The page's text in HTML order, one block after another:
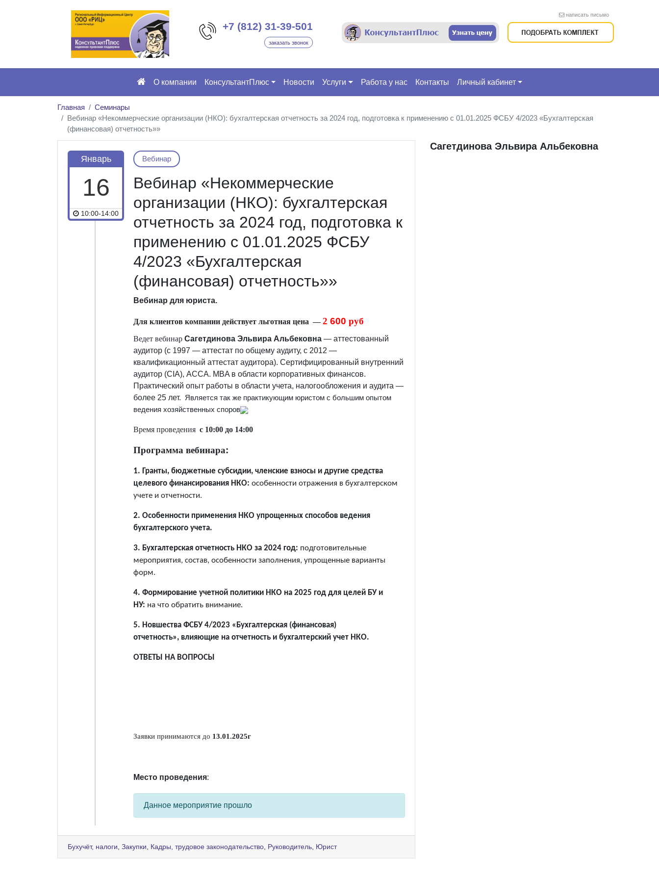
+7 (812) 31-39-501
заказать звонок
написать письмо
О компании КонсультантПлюс Новости Услуги Работа у нас Контакты Личный кабинет
Главная
Семинары
Вебинар «Некоммерческие организации (НКО): бухгалтерская отчетность за 2024 год, подготовка к применению с 01.01.2025 ФСБУ 4/2023 «Бухгалтерская
(финансовая) отчетность»»
Январь
16
10:00-14:00
Вебинар
Вебинар «Некоммерческие
организации (НКО): бухгалтерская
отчетность за 2024 год, подготовка к
применению с 01.01.2025 ФСБУ
4/2023 «Бухгалтерская
(финансовая) отчетность»»
Вебинар для юриста.
Для клиентов компании действует льготная цена —2 600 руб
Ведет вебинар Сагетдинова Эльвира Альбековна — аттестованный
аудитор (c 1997 — аттестат по общему аудиту, c 2012 —
квалификационный аттестат аудитора). Сертифицированный внутренний
аудитор (CIA), АССА. MBA в области корпоративных финансов.
Практический опыт работы в области учета, налогообложения и аудита —
более 25 лет. Является так же практикующим юристом с большим опытом
ведения хозяйственных споров
Время проведения с 10:00 до 14:00
Программа вебинара:
1. Гранты, бюджетные субсидии, членские взносы и другие средства
целевого финансирования НКО: особенности отражения в бухгалтерском
учете и отчетности.
2. Особенности применения НКО упрощенных способов ведения
бухгалтерского учета.
3. Бухгалтерская отчетность НКО за 2024 год: подготовительные
мероприятия, состав, особенности заполнения, упрощенные варианты
форм.
4. Формирование учетной политики НКО на 2025 год для целей БУ и
НУ: на что обратить внимание.
5. Новшества ФСБУ 4/2023 «Бухгалтерская (финансовая)
отчетность», влияющие на отчетность и бухгалтерский учет НКО.
ОТВЕТЫ НА ВОПРОСЫ
Заявки принимаются до 13.01.2025г
Место проведения:
Данное мероприятие прошло
Бухучёт, налоги Закупки Кадры, трудовое законодательство Руководитель Юрист
Сагетдинова Эльвира Альбековна